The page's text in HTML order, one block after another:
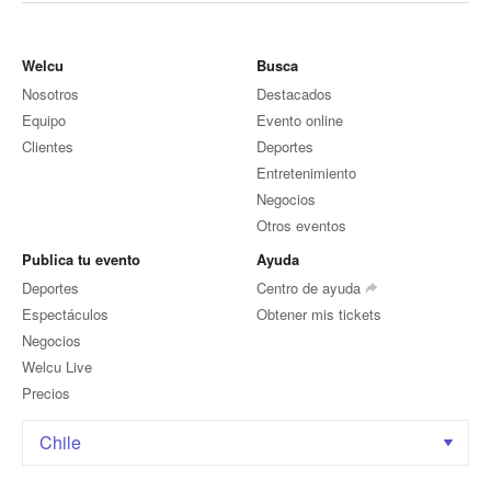
Welcu
Nosotros
Equipo
Clientes
Busca
Destacados
Evento online
Deportes
Entretenimiento
Negocios
Otros eventos
Publica tu evento
Deportes
Espectáculos
Negocios
Welcu Live
Precios
Ayuda
Centro de ayuda
Obtener mis tickets
Chile